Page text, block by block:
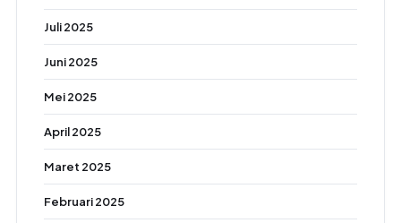
Juli 2025
Juni 2025
Mei 2025
April 2025
Maret 2025
Februari 2025